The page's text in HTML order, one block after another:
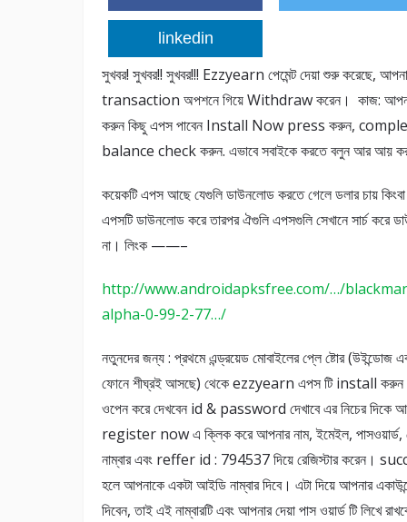
linkedin
সুখবর! সুখবর!! সুখবর!!! Ezzyearn পেমেন্ট দেয়া শুরু করেছে,
transaction অপশনে গিয়ে Withdraw করেন। ‍ কাজ:
করুন কিছু এপস পাবেন Install Now press করুন,
balance check করুন. এভাবে সবাইকে করতে বলুন আর আয়
কয়েকটি এপস আছে যেগুলি ডাউনলোড করতে গেলে ডলার চায়
এপসটি ডাউনলোড করে তারপর ঐগুলি এপসগুলি সেখানে সার্চ করে
না। লিংক ——–
http://www.androidapksfree.com/…/
alpha-0-99-2-77…/
নতুনদের জন্য : প্রথমে এন্ড্রয়েড মোবাইলের প্লে ষ্টোর (উইন্ডোজ
ফোনে শীঘ্রই আসছে) থেকে ezzyearn এপস টি install
ওপেন করে দেখবেন id & password দেখাবে এর নিচের দিকে
register now এ ক্লিক করে আপনার নাম, ইমেইল, পাসওয়ার্ড,
নাম্বার এবং reffer id : 794537 দিয়ে রেজিস্টার করেন।
হলে আপনাকে একটা আইডি নাম্বার দিবে। এটা দিয়ে আপনার
দিবেন, তাই এই নাম্বারটি এবং আপনার দেয়া পাস ওয়ার্ড টি লিখে